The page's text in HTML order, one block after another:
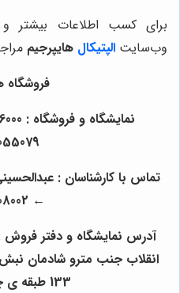
برای کسب اطلاعات بیشتر و
وب‌سایت الپتیکال هایپرجیم
فروشگاه
تماس با کارشناسان :
←
آدرس نمایشگاه و دفتر فروش
133 طبقه ی چهارم واحد 6